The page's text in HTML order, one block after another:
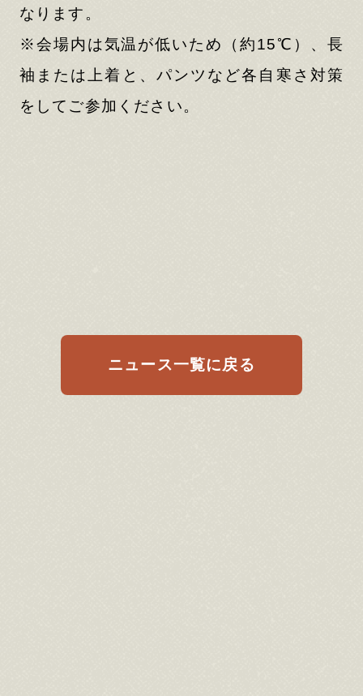
なります。
※会場内は気温が低いため（約15℃）、長
袖または上着と、パンツなど各自寒さ対策
をしてご参加ください。
ニュース一覧に戻る